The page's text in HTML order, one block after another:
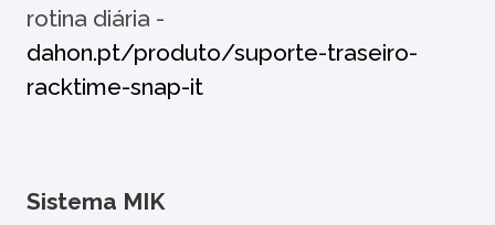
rotina diária -
dahon.pt/produto/suporte-traseiro-
racktime-snap-it
Sistema MIK